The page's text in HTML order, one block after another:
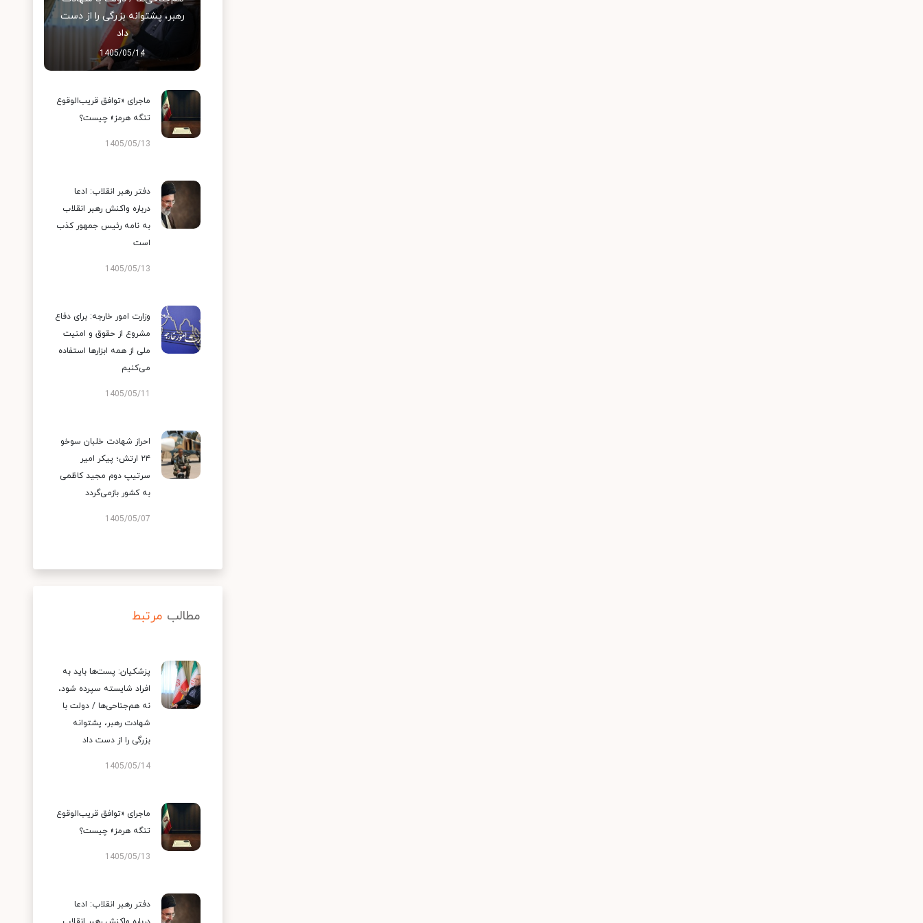
رهبر، پشتوانه بزرگی را از دست
داد
1405/05/14
ماجرای «توافق قریب‌الوقوع
تنگه هرمز» چیست؟
1405/05/13
دفتر رهبر انقلاب: ادعا
درباره واکنش رهبر انقلاب
به نامه رئیس جمهور کذب
است
1405/05/13
وزارت امور خارجه: برای دفاع
مشروع از حقوق و امنیت
ملی از همه ابزارها استفاده
می‌کنیم
1405/05/11
احراز شهادت خلبان سوخو
۲۴ ارتش؛ پیکر امیر
سرتیپ دوم مجید کاظمی
به کشور بازمی‌گردد
1405/05/07
مطالب مرتبط
پزشکیان: پست‌ها باید به
افراد شایسته سپرده شود،
نه هم‌جناحی‌ها / دولت با
شهادت رهبر، پشتوانه
بزرگی را از دست داد
1405/05/14
ماجرای «توافق قریب‌الوقوع
تنگه هرمز» چیست؟
1405/05/13
دفتر رهبر انقلاب: ادعا